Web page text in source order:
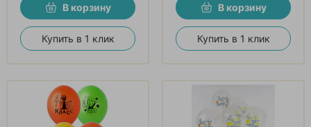
В корзину
Купить в 1 клик
В корзину
Купить в 1 клик